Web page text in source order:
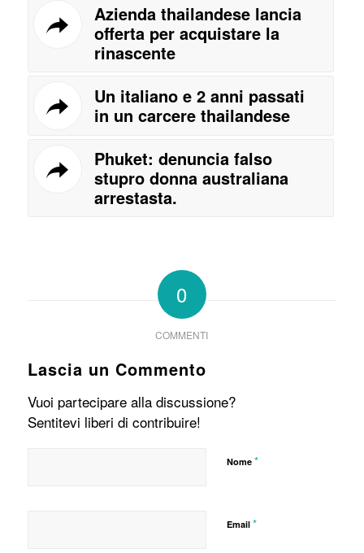
Azienda thailandese lancia
offerta per acquistare la
rinascente
Un italiano e 2 anni passati
in un carcere thailandese
Phuket: denuncia falso
stupro donna australiana
arrestasta.
0
COMMENTI
Lascia un Commento
Vuoi partecipare alla discussione?
Sentitevi liberi di contribuire!
Nome *
Email *